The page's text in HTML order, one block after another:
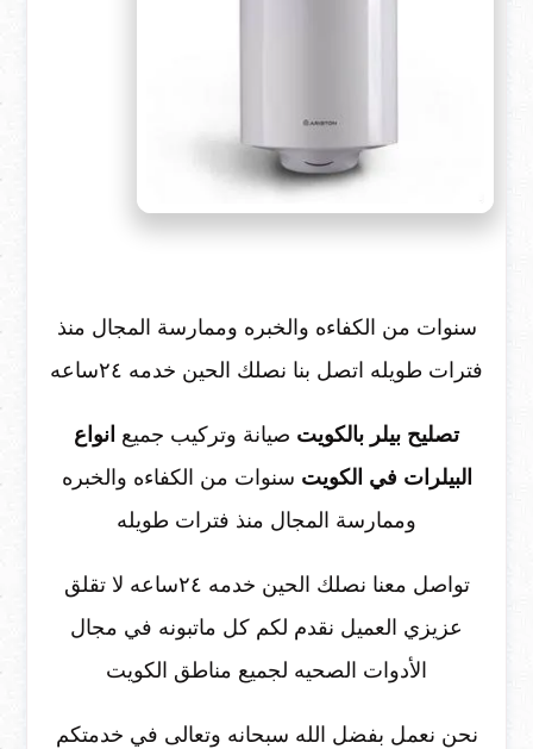
سنوات من الكفاءه والخبره وممارسة المجال منذ
فترات طويله اتصل بنا نصلك الحين خدمه ٢٤ساعه
تصليح بيلر بالكويت صيانة وتركيب جميع انواع
البيلرات في الكويت سنوات من الكفاءه والخبره
وممارسة المجال منذ فترات طويله
تواصل معنا نصلك الحين خدمه ٢٤ساعه لا تقلق
عزيزي العميل نقدم لكم كل ماتبونه في مجال
الأدوات الصحيه لجميع مناطق الكويت
نحن نعمل بفضل الله سبحانه وتعالى في خدمتكم